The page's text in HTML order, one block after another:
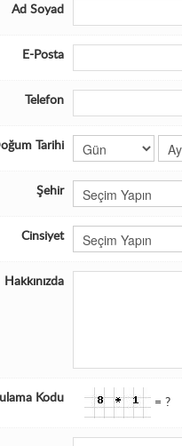
Ad Soyad
E-Posta
Telefon
Tarihi
Şehir
Cinsiyet
Hakkınızda
Kodu = ?